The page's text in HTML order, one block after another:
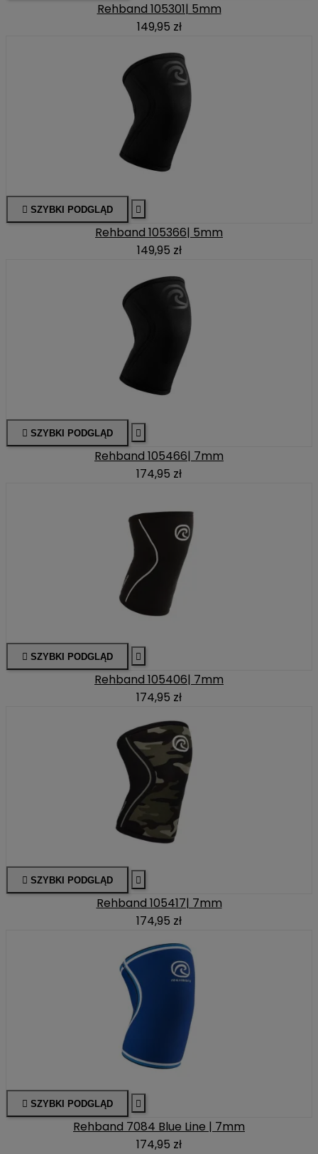
Rehband 105301| 5mm
149,95 zł
 SZYBKI PODGLĄD 
Rehband 105366| 5mm
149,95 zł
 SZYBKI PODGLĄD 
Rehband 105466| 7mm
174,95 zł
 SZYBKI PODGLĄD 
Rehband 105406| 7mm
174,95 zł
 SZYBKI PODGLĄD 
Rehband 105417| 7mm
174,95 zł
 SZYBKI PODGLĄD 
Rehband 7084 Blue Line | 7mm
174,95 zł